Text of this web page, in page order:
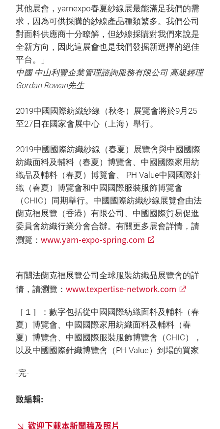
其他展會，yarnexpo春夏紗線展最能滿足我們的需
求，因為可供採購的紗線產品種類繁多。我們公司
對面料供應商十分瞭解，但紗線採購對我們來說是
全新方向，因此這展會也是我們發掘新選擇的絕佳
平台。」
中國 中山利豐企業管理諮詢服務有限公司 高級經理
Gordan Rowan先生
2019中國國際紡織紗線（秋冬）展覽會將於9月25
至27日在國家會展中心（上海）舉行。
2019中國國際紡織紗線（春夏）展覽會與中國國際
紡織面料及輔料（春夏）博覽會、中國國際家用紡
織品及輔料（春夏）博覽會、 PH Value中國國際針
織（春夏）博覽會和中國國際服裝服飾博覽會
（CHIC）同期舉行。中國國際紡織紗線展覽會由法
蘭克福展覽（香港）有限公司、中國國際貿易促進
委員會紡織行業分會合辦。有關更多展會詳情，請
瀏覽： www.yarn-expo-spring.com
有關法蘭克福展覽公司全球服裝紡織品展覽會的詳
情，請瀏覽： www.texpertise-network.com
［１］：數字包括從中國國際紡織面料及輔料（春
夏）博覽會、中國國際家用紡織面料及輔料（春
夏）博覽會、中國國際服裝服飾博覽會（CHIC），
以及中國國際針織博覽會（PH Value）到場的買家
-完-
致編輯:
歡迎下載本新聞稿及照片